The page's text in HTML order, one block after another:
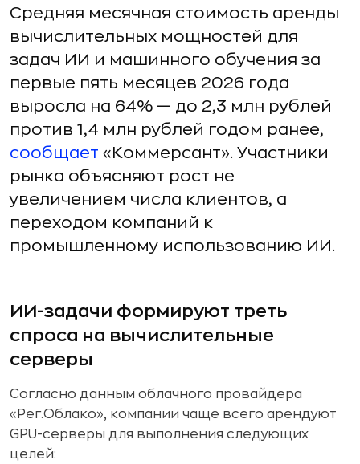
Средняя месячная стоимость аренды
вычислительных мощностей для
задач ИИ и машинного обучения за
первые пять месяцев 2026 года
выросла на 64% — до 2,3 млн рублей
против 1,4 млн рублей годом ранее,
сообщает «Коммерсант». Участники
рынка объясняют рост не
увеличением числа клиентов, а
переходом компаний к
промышленному использованию ИИ.
ИИ-задачи формируют треть
спроса на вычислительные
серверы
Согласно данным облачного провайдера
«Рег.Облако», компании чаще всего арендуют
GPU-серверы для выполнения следующих
целей: